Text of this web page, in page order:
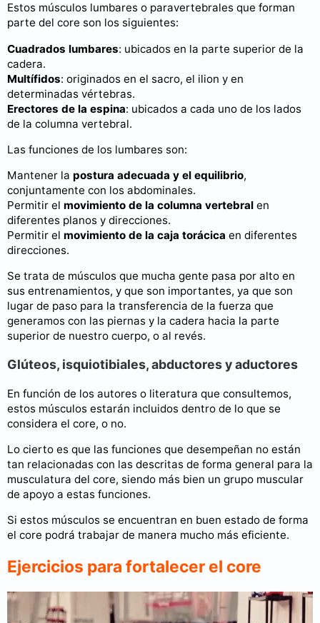
Estos músculos lumbares o paravertebrales que forman
parte del core son los siguientes:
Cuadrados lumbares: ubicados en la parte superior de la
cadera.
Multífidos: originados en el sacro, el ilion y en
determinadas vértebras.
Erectores de la espina: ubicados a cada uno de los lados
de la columna vertebral.
Las funciones de los lumbares son:
Mantener la postura adecuada y el equilibrio,
conjuntamente con los abdominales.
Permitir el movimiento de la columna vertebral en
diferentes planos y direcciones.
Permitir el movimiento de la caja torácica en diferentes
direcciones.
Se trata de músculos que mucha gente pasa por alto en
sus entrenamientos, y que son importantes, ya que son
lugar de paso para la transferencia de la fuerza que
generamos con las piernas y la cadera hacia la parte
superior de nuestro cuerpo, o al revés.
Glúteos, isquiotibiales, abductores y aductores
En función de los autores o literatura que consultemos,
estos músculos estarán incluidos dentro de lo que se
considera el core, o no.
Lo cierto es que las funciones que desempeñan no están
tan relacionadas con las descritas de forma general para la
musculatura del core, siendo más bien un grupo muscular
de apoyo a estas funciones.
Si estos músculos se encuentran en buen estado de forma
el core podrá trabajar de manera mucho más eficiente.
Ejercicios para fortalecer el core